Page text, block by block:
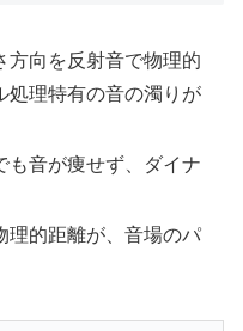
方向を反射音で物理的
処理特有の音の濁りが
も音が痩せず、ダイナ
理的距離が、音場のパ